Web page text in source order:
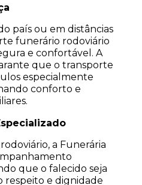
país ou em distâncias
funerário rodoviário
e confortável. A
que o transporte
especialmente
conforto e
a Funerária
que o falecido seja
respeito e dignidade